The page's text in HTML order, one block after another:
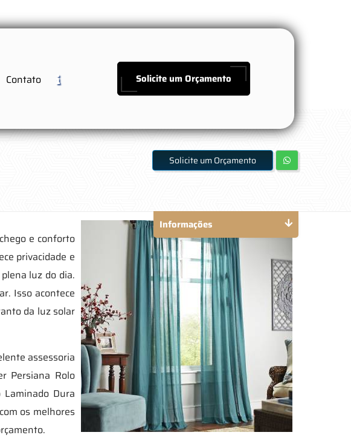
Contato Solicite um Orçamento
Solicite um Orçamento
e conforto
privacidade e
luz do dia.
Isso acontece
da luz solar
assessoria
Persiana Rolo
Dura
os melhores
Informações